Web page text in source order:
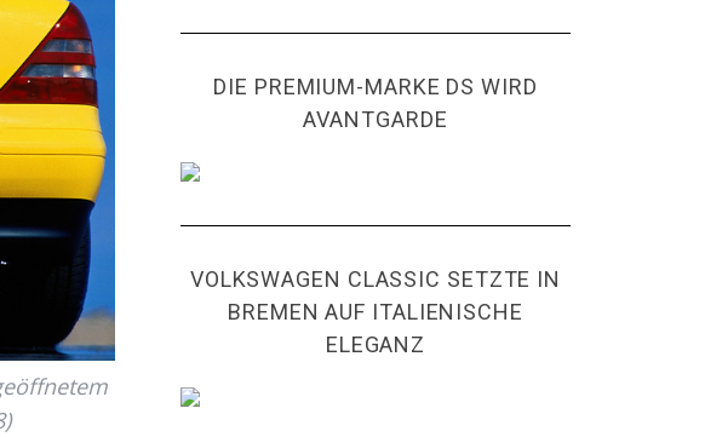
DIE PREMIUM-MARKE DS WIRD
AVANTGARDE
VOLKSWAGEN CLASSIC SETZTE IN
BREMEN AUF ITALIENISCHE
ELEGANZ